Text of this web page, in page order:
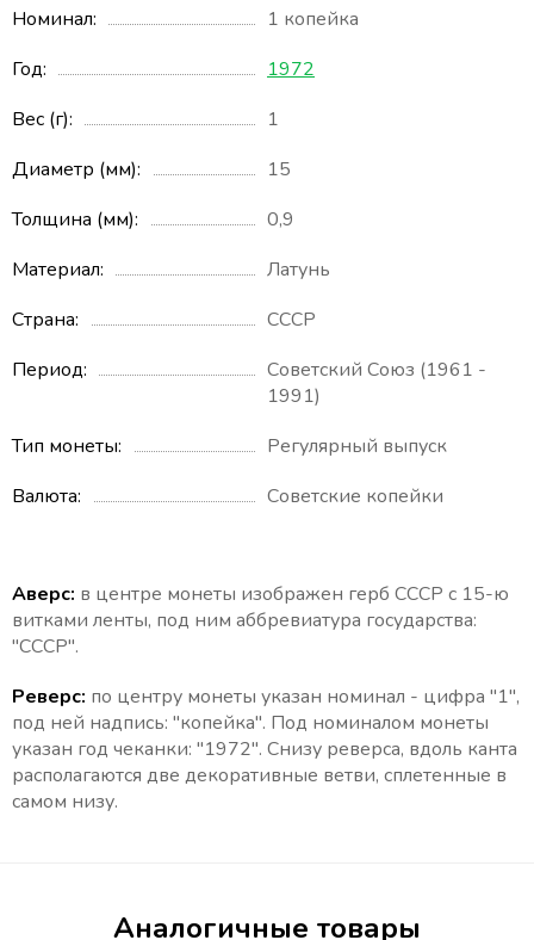
Номинал
1 копейка
Год
1972
Вес (г)
1
Диаметр (мм)
15
Толщина (мм)
0,9
Материал
Латунь
Страна
СССР
Период
Советский Союз (1961 -
1991)
Тип монеты
Регулярный выпуск
Валюта
Советские копейки
Аверс: в центре монеты изображен герб СССР с 15-ю
витками ленты, под ним аббревиатура государства:
"СССР".
Реверс: по центру монеты указан номинал - цифра "1",
под ней надпись: "копейка". Под номиналом монеты
указан год чеканки: "1972". Снизу реверса, вдоль канта
располагаются две декоративные ветви, сплетенные в
самом низу.
Аналогичные товары